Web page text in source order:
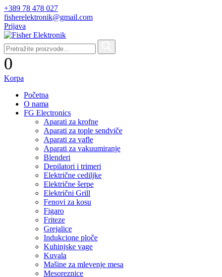
+389 78 478 027
fisherelektronik@gmail.com
Prijava
0
Korpa
Početna
O nama
FG Electronics
Aparati za krofne
Aparati za tople sendviče
Aparati za vafle
Aparati za vakuumiranje
Blenderi
Depilatori i trimeri
Električne cediljke
Električne šerpe
Električni Grill
Fenovi za kosu
Figaro
Friteze
Grejalice
Indukcione ploče
Kuhinjske vage
Kuvala
Mašine za mlevenje mesa
Mesoreznice